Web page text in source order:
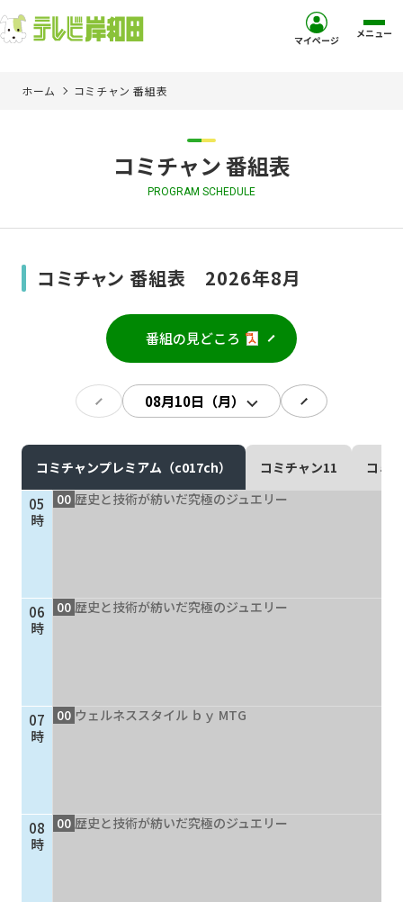
ご加入を検討中の方
現在ご利用中の方
ご加入お申し込み・資
個人情報保護に関する基
本方針
マイページ メニュー
ホーム コミチャン 番組表
コミチャン 番組表
PROGRAM SCHEDULE
コミチャン 番組表 2026年8月
番組の見どころ
コミチャンプレミアム（c017ch） コミチャン11 コミ
05
時
06
時
07
時
08
時
00 歴史と技術が紡いだ究極のジュエリー
00 歴史と技術が紡いだ究極のジュエリー
00 ウェルネススタイル ｂｙ MTG
00 歴史と技術が紡いだ究極のジュエリー